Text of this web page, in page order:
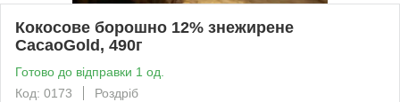
Кокосове борошно 12% знежирене
CacaoGold, 490г
Готово до відправки 1 од.
Код: 0173
Роздріб